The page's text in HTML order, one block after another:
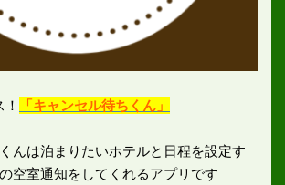
「キャンセル待ちくん」
んは泊まりたいホテルと日程を設定す
空室通知をしてくれるアプリです